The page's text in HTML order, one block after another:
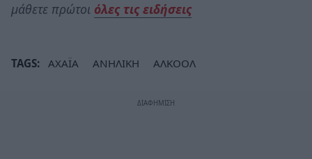
μάθετε πρώτοι όλες τις ειδήσεις
TAGS: ΑΧΑΪΑ ΑΝΗΛΙΚΗ ΑΛΚΟΟΛ